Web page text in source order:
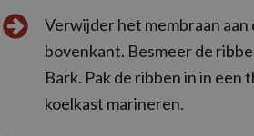
Verwijder het membraan
bovenkant. Besmeer de
Bark. Pak de ribben in in een
koelkast marineren.